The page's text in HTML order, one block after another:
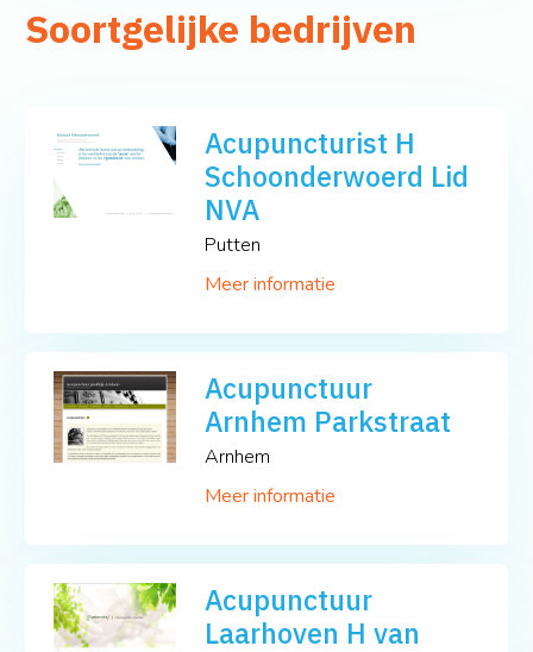
Soortgelijke bedrijven
Acupuncturist H
Schoonderwoerd Lid
NVA
Putten
Meer informatie
Acupunctuur
Arnhem Parkstraat
Arnhem
Meer informatie
Acupunctuur
Laarhoven H van